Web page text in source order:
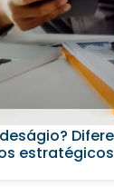
estratégicos